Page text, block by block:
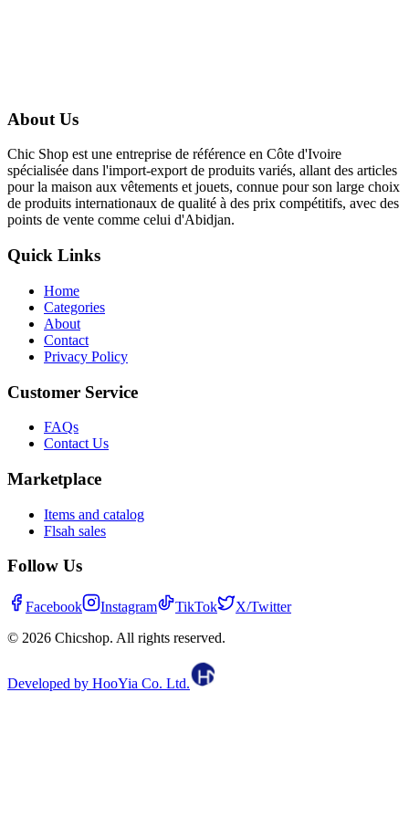
About Us
Chic Shop est une entreprise de référence en Côte d'Ivoire
spécialisée dans l'import-export de produits variés, allant des articles
pour la maison aux vêtements et jouets, connue pour son large choix
de produits internationaux de qualité à des prix compétitifs, avec des
points de vente comme celui d'Abidjan.
Quick Links
Home
Categories
About
Contact
Privacy Policy
Customer Service
FAQs
Contact Us
Marketplace
Items and catalog
Flsah sales
Follow Us
Facebook Instagram TikTok
X/Twitter
© 2026 Chicshop. All rights reserved.
Developed by HooYia Co. Ltd.